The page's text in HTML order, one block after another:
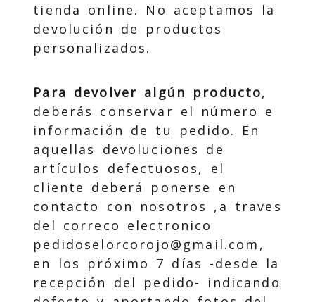
tienda online. No aceptamos la
devolución de productos
personalizados.
Para devolver algún producto,
deberás conservar el número e
información de tu pedido. En
aquellas devoluciones de
artículos defectuosos, el
cliente deberá ponerse en
contacto con nosotros ,a traves
del correco electronico
pedidoselorcorojo@gmail.com,
en los próximo 7 días -desde la
recepción del pedido- indicando